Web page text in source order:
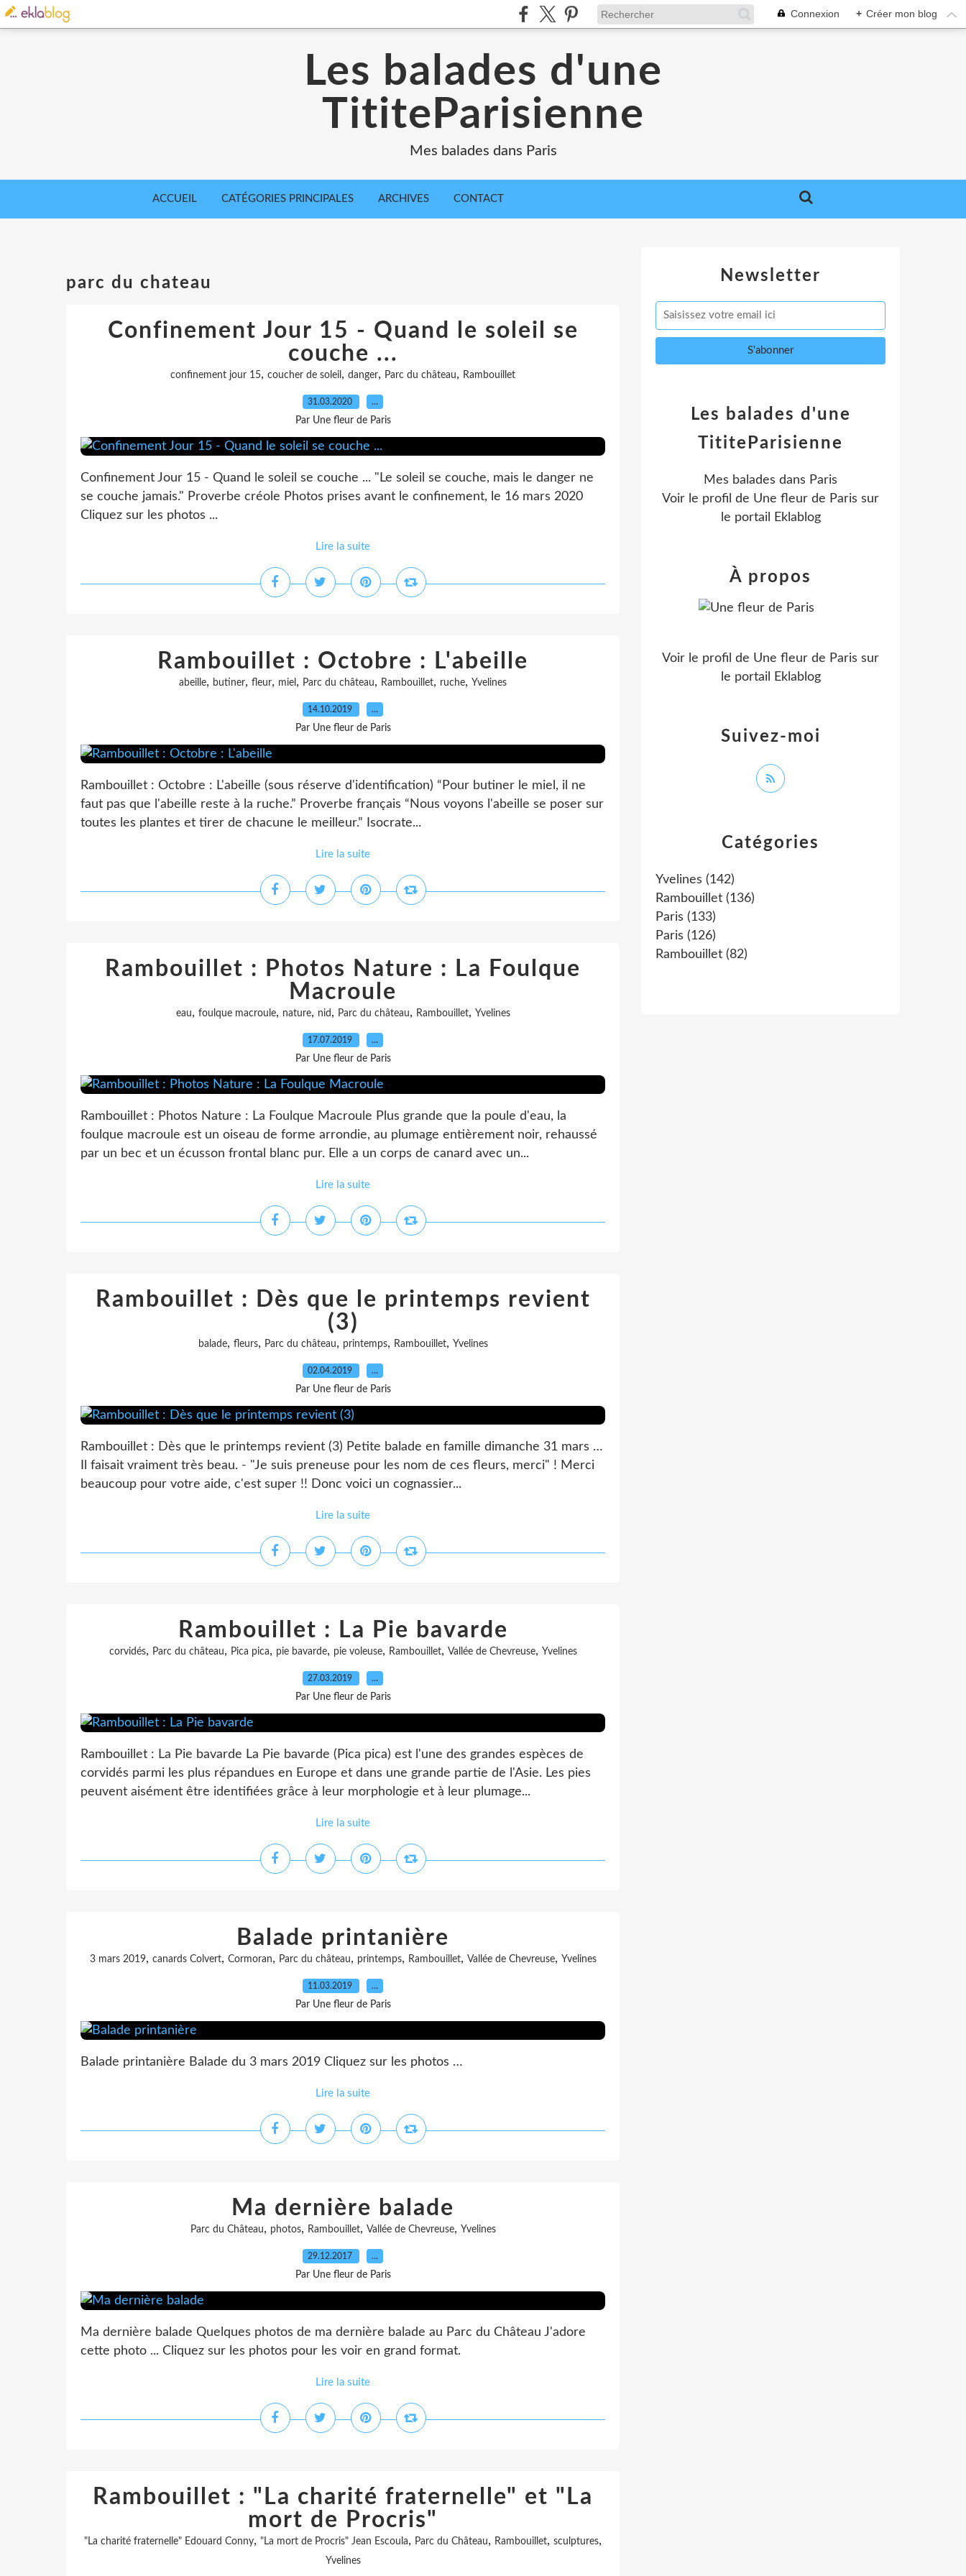
Connexion + Créer mon blog
Les balades d'une
TititeParisienne
Mes balades dans Paris
ACCUEIL CATÉGORIES PRINCIPALES ARCHIVES CONTACT
parc du chateau
Confinement Jour 15 - Quand le soleil se
couche ...
confinement jour 15, coucher de soleil , danger, Parc du château, Rambouillet
31.03.2020 …
Par Une fleur de Paris
Confinement Jour 15 - Quand le soleil se couche ... "Le soleil se couche, mais le danger ne
se couche jamais." Proverbe créole Photos prises avant le confinement, le 16 mars 2020
Cliquez sur les photos ...
Lire la suite
Rambouillet : Octobre : L'abeille
abeille, butiner, fleur, miel , Parc du château, Rambouillet, ruche, Yvelines
14.10.2019 …
Par Une fleur de Paris
Rambouillet : Octobre : L'abeille (sous réserve d'identification) “Pour butiner le miel, il ne
faut pas que l'abeille reste à la ruche.” Proverbe français “Nous voyons l'abeille se poser sur
toutes les plantes et tirer de chacune le meilleur.” Isocrate...
Lire la suite
Rambouillet : Photos Nature : La Foulque
Macroule
eau, foulque macroule, nature, nid , Parc du château, Rambouillet, Yvelines
17.07.2019 …
Par Une fleur de Paris
Rambouillet : Photos Nature : La Foulque Macroule Plus grande que la poule d'eau, la
foulque macroule est un oiseau de forme arrondie, au plumage entièrement noir, rehaussé
par un bec et un écusson frontal blanc pur. Elle a un corps de canard avec un...
Lire la suite
Rambouillet : Dès que le printemps revient
(3)
balade, fleurs, Parc du château, printemps, Rambouillet, Yvelines
02.04.2019 …
Par Une fleur de Paris
Rambouillet : Dès que le printemps revient (3) Petite balade en famille dimanche 31 mars …
Il faisait vraiment très beau. - "Je suis preneuse pour les nom de ces fleurs, merci" ! Merci
beaucoup pour votre aide, c'est super !! Donc voici un cognassier...
Lire la suite
Rambouillet : La Pie bavarde
corvidés, Parc du château, Pica pica, pie bavarde, pie voleuse, Rambouillet, Vallée de Chevreuse, Yvelines
27.03.2019 …
Par Une fleur de Paris
Rambouillet : La Pie bavarde La Pie bavarde (Pica pica) est l'une des grandes espèces de
corvidés parmi les plus répandues en Europe et dans une grande partie de l'Asie. Les pies
peuvent aisément être identifiées grâce à leur morphologie et à leur plumage...
Lire la suite
Balade printanière
3 mars 2019, canards Colvert, Cormoran, Parc du château, printemps, Rambouillet, Vallée de Chevreuse, Yvelines
11.03.2019 …
Par Une fleur de Paris
Balade printanière Balade du 3 mars 2019 Cliquez sur les photos …
Lire la suite
Ma dernière balade
Parc du Château, photos, Rambouillet, Vallée de Chevreuse, Yvelines
29.12.2017 …
Par Une fleur de Paris
Ma dernière balade Quelques photos de ma dernière balade au Parc du Château J'adore
cette photo ... Cliquez sur les photos pour les voir en grand format.
Lire la suite
Rambouillet : "La charité fraternelle" et "La
mort de Procris"
"La charité fraternelle" Edouard Conny, "La mort de Procris" Jean Escoula, Parc du Château, Rambouillet, sculptures,
Yvelines
Newsletter
Catégories
Yvelines (142)
Rambouillet (136)
Paris (133)
Paris (126)
Rambouillet (82)
Les balades d'une
TititeParisienne
Mes balades dans Paris
Voir le profil de Une fleur de Paris sur
le portail Eklablog
Suivez-moi
À propos
Voir le profil de Une fleur de Paris sur
le portail Eklablog